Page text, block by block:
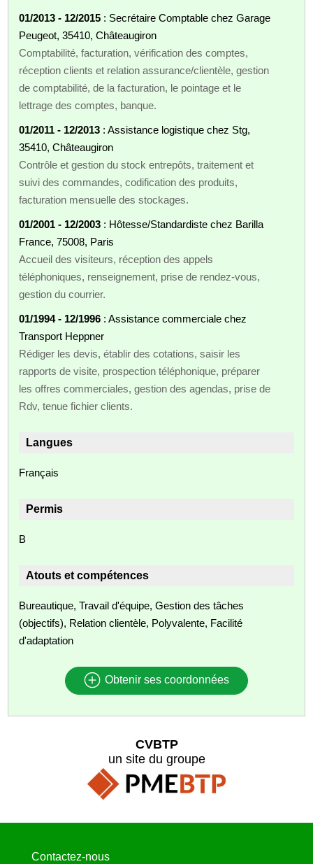
01/2013 - 12/2015 : Secrétaire Comptable chez Garage
Peugeot, 35410, Châteaugiron
Comptabilité, facturation, vérification des comptes,
réception clients et relation assurance/clientèle, gestion
de comptabilité, de la facturation, le pointage et le
lettrage des comptes, banque.
01/2011 - 12/2013 : Assistance logistique chez Stg,
35410, Châteaugiron
Contrôle et gestion du stock entrepôts, traitement et
suivi des commandes, codification des produits,
facturation mensuelle des stockages.
01/2001 - 12/2003 : Hôtesse/Standardiste chez Barilla
France, 75008, Paris
Accueil des visiteurs, réception des appels
téléphoniques, renseignement, prise de rendez-vous,
gestion du courrier.
01/1994 - 12/1996 : Assistance commerciale chez
Transport Heppner
Rédiger les devis, établir des cotations, saisir les
rapports de visite, prospection téléphonique, préparer
les offres commerciales, gestion des agendas, prise de
Rdv, tenue fichier clients.
Langues
Français
Permis
B
Atouts et compétences
Bureautique, Travail d'équipe, Gestion des tâches
(objectifs), Relation clientèle, Polyvalente, Facilité
d'adaptation
Obtenir ses coordonnées
CVBTP
un site du groupe
Contactez-nous